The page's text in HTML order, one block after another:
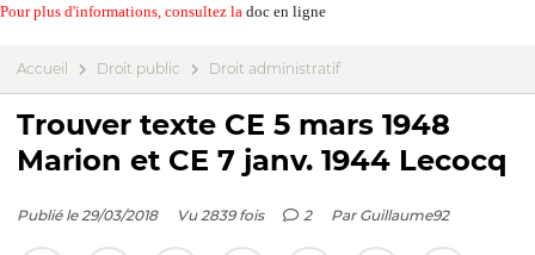
Pour plus d'informations, consultez la doc en ligne
Accueil Droit public Droit administratif
Trouver texte CE 5 mars 1948
Marion et CE 7 janv. 1944 Lecocq
Publié le 29/03/2018 Vu 2839 fois 2 Par Guillaume92